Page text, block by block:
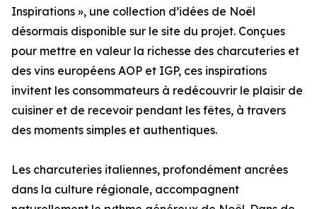
Inspirations », une collection d’idées de Noël
désormais disponible sur le site du projet. Conçues
pour mettre en valeur la richesse des charcuteries et
des vins européens AOP et IGP, ces inspirations
invitent les consommateurs à redécouvrir le plaisir de
cuisiner et de recevoir pendant les fêtes, à travers
des moments simples et authentiques.
Les charcuteries italiennes, profondément ancrées
dans la culture régionale, accompagnent